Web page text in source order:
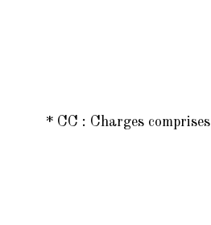
* CC : Charges comprises